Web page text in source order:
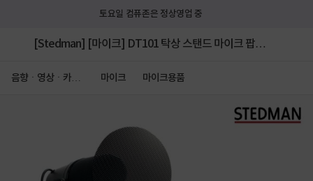
토요일 컴퓨존은 정상영업 중
[Stedman] [마이크] DT101 탁상 스탠드 마이크 팝필
음향ㆍ영상ㆍ카메
마이크 마이크용품